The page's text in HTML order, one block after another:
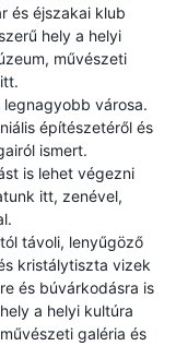
és éjszakai klub
hely a helyi
művészeti
legnagyobb városa.
építészetéről és
ismert.
is lehet végezni
itt, zenével,
távoli, lenyűgöző
kristálytiszta vizek
és búvárkodásra is
a helyi kultúra
galéria és